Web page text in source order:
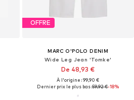
OFFRE
MARC O'POLO DENIM
Wide Leg Jean 'Tomke'
De 48,93 €
À l'origine : 99,90 €
Dernier prix le plus bas :59,92 €-18%